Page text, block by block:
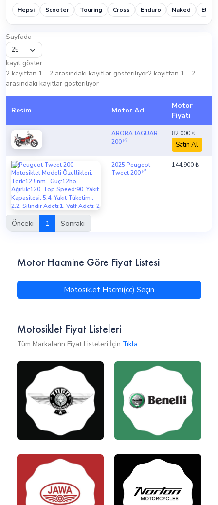
Hepsi Scooter Touring Cross Enduro Naked
Sayfada
kayıt göster
2 kayıttan 1 - 2 arasındaki kayıtlar gösteriliyor2 kayıttan 1 - 2
arasındaki kayıtlar gösteriliyor
Resim Motor Adı
Motor
Fiyatı
ARORA JAGUAR
200
82.000 ₺
Satın Al
2025 Peugeot
Tweet 200
144.900 ₺
Önceki 1 Sonraki
Motor Hacmine Göre Fiyat Listesi
Motosiklet Hacmi(cc) Seçin
Motosiklet Fiyat Listeleri
Tüm Markaların Fiyat Listeleri İçin Tıkla